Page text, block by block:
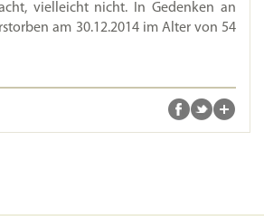
vielleicht nicht. In Gedenken an
am 30.12.2014 im Alter von 54